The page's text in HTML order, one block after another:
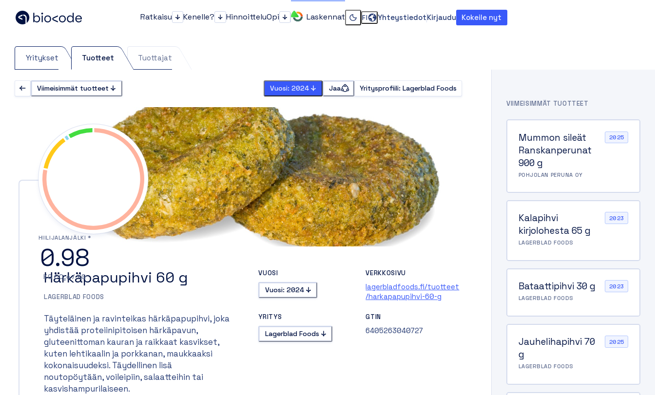
Ratkaisu Ratkaisu
Kenelle? Kenelle?
HinnoitteluOpi Opi Laskennat
Vaihda dark tai light teema
FI YhteystiedotKirjaudu Kokeile nyt
Yritykset Tuotteet Tuottajat
Viimeisimmät tuotteet Vuosi: 2024 Jaa Yritysprofiili: Lagerblad Foods
HIILIJALANJÄLKI *
0.98
KG CO₂e / KG
Härkäpapupihvi 60 g
LAGERBLAD FOODS
Täyteläinen ja ravinteikas härkäpapupihvi, joka
yhdistää proteiinipitoisen härkäpavun,
gluteenittoman kauran ja raikkaat kasvikset,
kuten lehtikaalin ja porkkanan, maukkaaksi
kokonaisuudeksi. Täydellinen lisä
noutopöytään, voileipiin, salaatteihin tai
kasvishampurilaiseen.
VUOSI
Vuosi: 2024
VERKKOSIVU
lagerbladfoods.fi/tuotteet
/harkapapupihvi-60-g
YRITYS
Lagerblad Foods
GTIN
6405263040727
VIIMEISIMMÄT TUOTTEET
2025
Mummon sileät
Ranskanperunat
900 g
POHJOLAN PERUNA OY
2023
Kalapihvi
kirjolohesta 65 g
LAGERBLAD FOODS
2023
Bataattipihvi 30 g
LAGERBLAD FOODS
2025
Jauhelihapihvi 70
g
LAGERBLAD FOODS